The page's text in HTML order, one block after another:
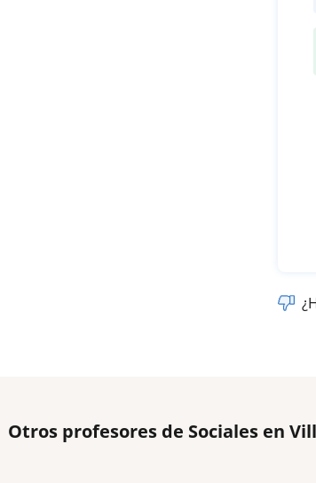
Otros profesores de Sociales en